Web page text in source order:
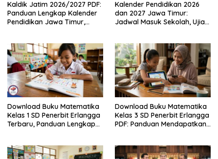
Kaldik Jatim 2026/2027 PDF:
Panduan Lengkap Kalender
Pendidikan Jawa Timur,
Kalender Pendidikan 2026
dan 2027 Jawa Timur:
Jadwal Masuk Sekolah, Ujian,
Download Buku Matematika
Kelas 1 SD Penerbit Erlangga
Terbaru, Panduan Lengkap
Legal
Download Buku Matematika
Kelas 3 SD Penerbit Erlangga
PDF: Panduan Mendapatkan